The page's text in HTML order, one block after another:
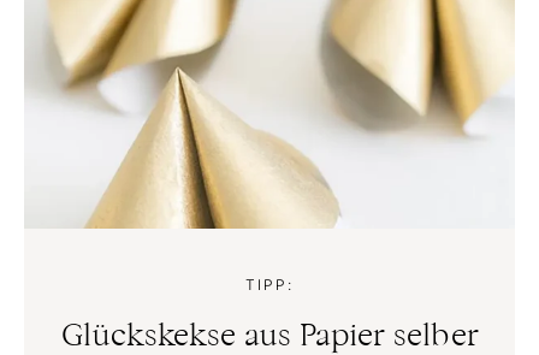
TIPP:
Glückskekse aus Papier selber